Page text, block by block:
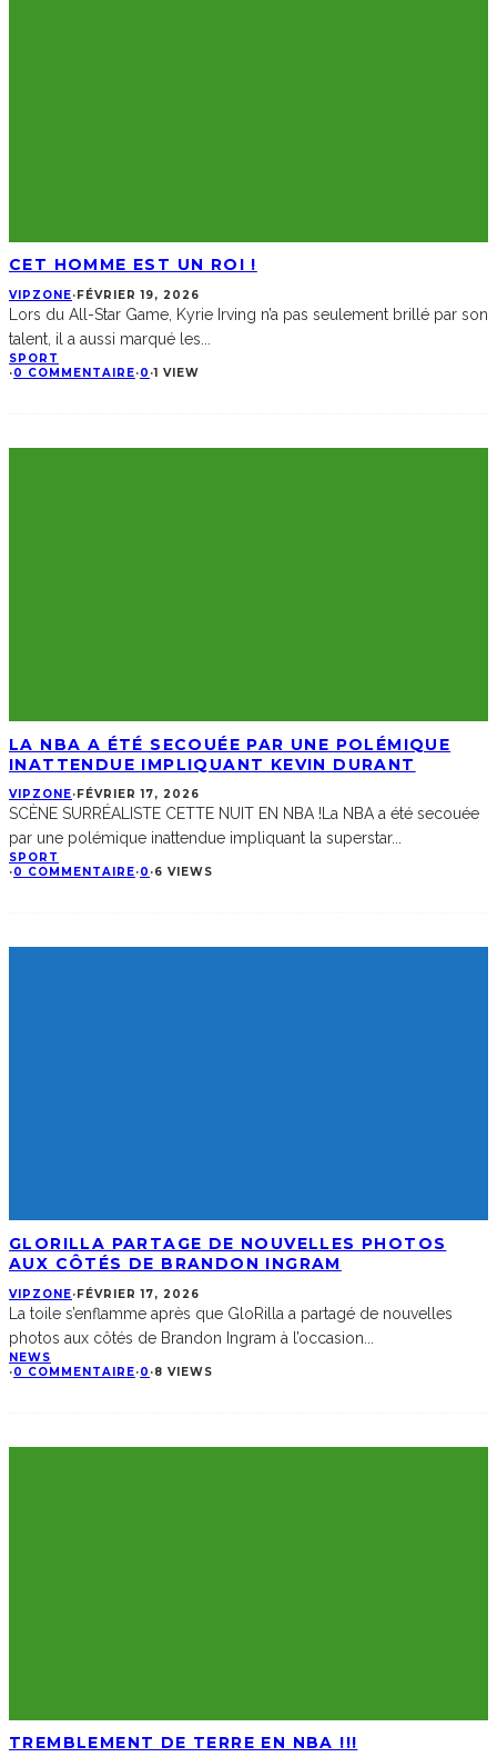
CET HOMME EST UN ROI !
VIPZONE· FÉVRIER 19, 2026
Lors du All-Star Game, Kyrie Irving n’a pas seulement brillé par son
talent, il a aussi marqué les
SPORT
·0 COMMENTAIRE·0 ·1 VIEW
LA NBA A ÉTÉ SECOUÉE PAR UNE POLÉMIQUE
INATTENDUE IMPLIQUANT KEVIN DURANT
VIPZONE· FÉVRIER 17, 2026
SCÈNE SURRÉALISTE CETTE NUIT EN NBA !La NBA a été secouée
par une polémique inattendue impliquant la superstar...
SPORT
·0 COMMENTAIRE·0 ·6 VIEWS
GLORILLA PARTAGE DE NOUVELLES PHOTOS
AUX CÔTÉS DE BRANDON INGRAM
VIPZONE·FÉVRIER 17, 2026
La toile s’enflamme après que GloRilla a partagé de nouvelles
photos aux côtés de Brandon Ingram à l’occasion
NEWS
·0 COMMENTAIRE·0 ·8 VIEWS
TREMBLEMENT DE TERRE EN NBA !!!